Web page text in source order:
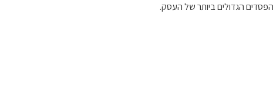
הגדולים ביותר של העסק.